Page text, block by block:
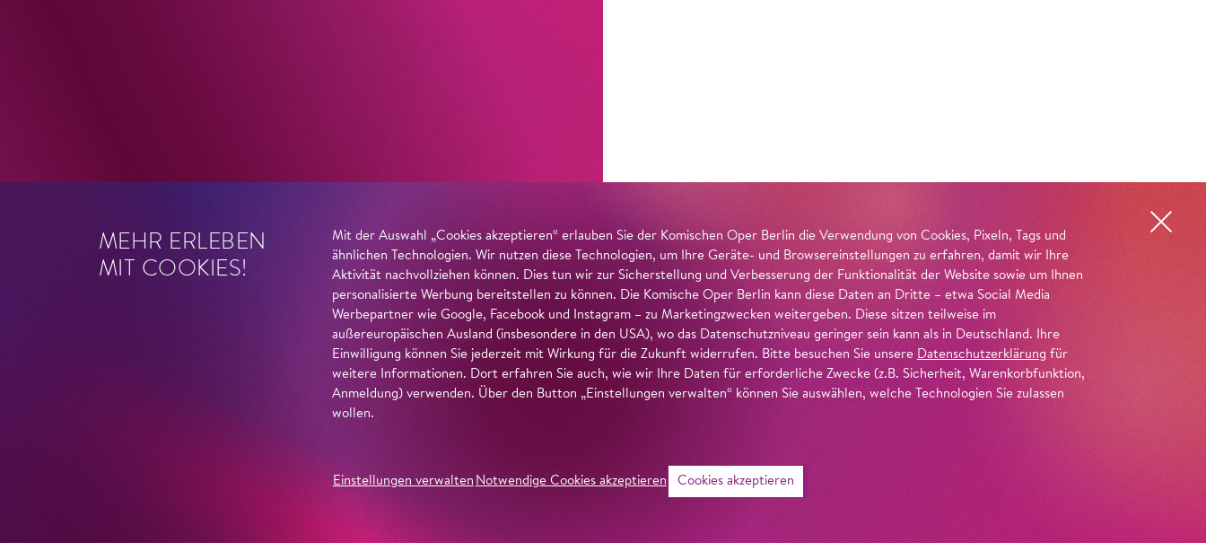
MEHR ERLEBEN
MIT COOKIES!
Mit der Auswahl „Cookies akzeptieren“ erlauben Sie der Komischen Oper Berlin die Verwendung von Cookies, Pixeln, Tags und
ähnlichen Technologien. Wir nutzen diese Technologien, um Ihre Geräte- und Browsereinstellungen zu erfahren, damit wir Ihre
Aktivität nachvollziehen können. Dies tun wir zur Sicherstellung und Verbesserung der Funktionalität der Website sowie um Ihnen
personalisierte Werbung bereitstellen zu können. Die Komische Oper Berlin kann diese Daten an Dritte – etwa Social Media
Werbepartner wie Google, Facebook und Instagram – zu Marketingzwecken weitergeben. Diese sitzen teilweise im
außereuropäischen Ausland (insbesondere in den USA), wo das Datenschutzniveau geringer sein kann als in Deutschland. Ihre
Einwilligung können Sie jederzeit mit Wirkung für die Zukunft widerrufen. Bitte besuchen Sie unsere Datenschutzerklärung für
weitere Informationen. Dort erfahren Sie auch, wie wir Ihre Daten für erforderliche Zwecke (z.B. Sicherheit, Warenkorbfunktion,
Anmeldung) verwenden. Über den Button „Einstellungen verwalten“ können Sie auswählen, welche Technologien Sie zulassen
wollen.
Einstellungen verwalten Notwendige Cookies akzeptieren Cookies akzeptieren